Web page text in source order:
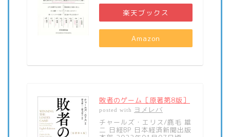
楽天ブックス
Amazon
敗者のゲーム［原著第8版］
posted with ヨメレバ
チャールズ・エリス/鹿毛 雄
二 日経BP 日本経済新聞出版